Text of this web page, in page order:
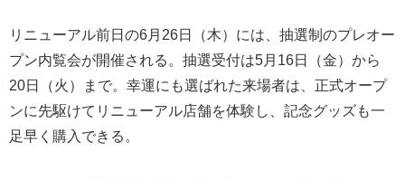
リニューアル前日の6月26日（木）には、抽選制のプレオー
プン内覧会が開催される。抽選受付は5月16日（金）から
20日（火）まで。幸運にも選ばれた来場者は、正式オープ
ンに先駆けてリニューアル店舗を体験し、記念グッズも一
足早く購入できる。